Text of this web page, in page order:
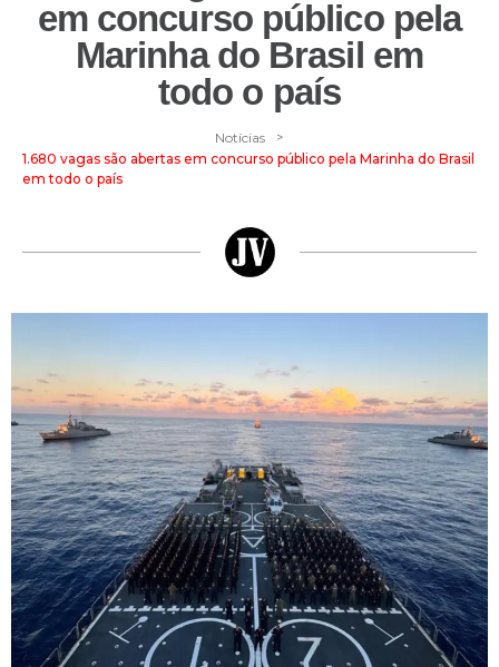
em concurso público pela
Marinha do Brasil em
todo o país
Notícias >
1.680 vagas são abertas em concurso público pela Marinha do Brasil
em todo o país